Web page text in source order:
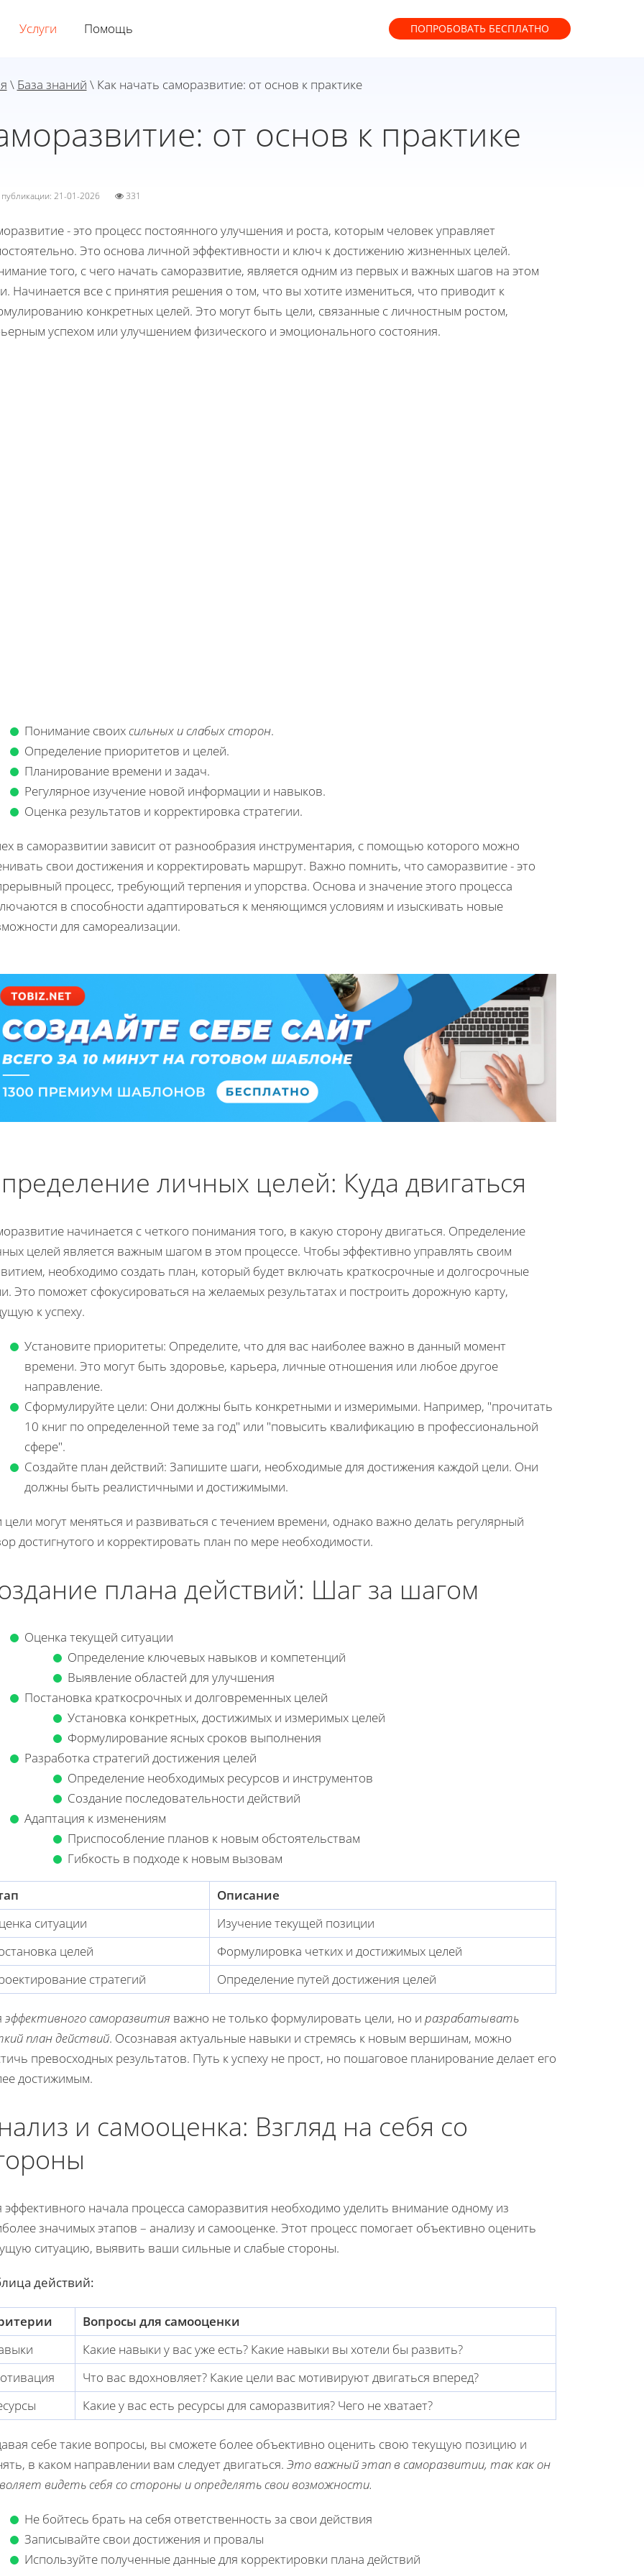
Услуги Помощь ПОПРОБОВАТЬ БЕСПЛАТНО
\ База знаний \ Как начать саморазвитие: от основ к практике
от основ к практике
публикации: 21-01-2026 331
- это процесс постоянного улучшения и роста, которым человек управляет
Это основа личной эффективности и ключ к достижению жизненных целей.
того, с чего начать саморазвитие, является одним из первых и важных шагов на этом
Начинается все с принятия решения о том, что вы хотите измениться, что приводит к
конкретных целей. Это могут быть цели, связанные с личностным ростом,
успехом или улучшением физического и эмоционального состояния.
Понимание своихсильных и слабых сторон.
Определение приоритетов и целей.
Планирование времени и задач.
Регулярное изучение новой информации и навыков.
Оценка результатов и корректировка стратегии.
в саморазвитии зависит от разнообразия инструментария, с помощью которого можно
свои достижения и корректировать маршрут. Важно помнить, что саморазвитие - это
процесс, требующий терпения и упорства. Основа и значение этого процесса
в способности адаптироваться к меняющимся условиям и изыскивать новые
для самореализации.
личных целей: Куда двигаться
начинается с четкого понимания того, в какую сторону двигаться. Определение
целей является важным шагом в этом процессе. Чтобы эффективно управлять своим
необходимо создать план, который будет включать краткосрочные и долгосрочные
Это поможет сфокусироваться на желаемых результатах и построить дорожную карту,
к успеху.
Установите приоритеты: Определите, что для вас наиболее важно в данный момент
времени. Это могут быть здоровье, карьера, личные отношения или любое другое
направление.
Сформулируйте цели: Они должны быть конкретными и измеримыми. Например, "прочитать
10 книг по определенной теме за год" или "повысить квалификацию в профессиональной
сфере".
Создайте план действий: Запишите шаги, необходимые для достижения каждой цели. Они
должны быть реалистичными и достижимыми.
цели могут меняться и развиваться с течением времени, однако важно делать регулярный
достигнутого и корректировать план по мере необходимости.
плана действий: Шаг за шагом
Оценка текущей ситуации
Определение ключевых навыков и компетенций
Выявление областей для улучшения
Постановка краткосрочных и долговременных целей
Установка конкретных, достижимых и измеримых целей
Формулирование ясных сроков выполнения
Разработка стратегий достижения целей
Определение необходимых ресурсов и инструментов
Создание последовательности действий
Адаптация к изменениям
Приспособление планов к новым обстоятельствам
Гибкость в подходе к новым вызовам
Описание
ситуации
Изучение текущей позиции
целей
Формулировка четких и достижимых целей
стратегий
Определение путей достижения целей
эффективного саморазвития важно не только формулировать цели, но и разрабатывать
план действий. Осознавая актуальные навыки и стремясь к новым вершинам, можно
превосходных результатов. Путь к успеху не прост, но пошаговое планирование делает его
достижимым.
и самооценка: Взгляд на себя со
эффективного начала процесса саморазвития необходимо уделить внимание одному из
значимых этапов – анализу и самооценке. Этот процесс помогает объективно оценить
ситуацию, выявить ваши сильные и слабые стороны.
действий:
Вопросы для самооценки
Какие навыки у вас уже есть? Какие навыки вы хотели бы развить?
Что вас вдохновляет? Какие цели вас мотивируют двигаться вперед?
Какие у вас есть ресурсы для саморазвития? Чего не хватает?
себе такие вопросы, вы сможете более объективно оценить свою текущую позицию и
в каком направлении вам следует двигаться. Это важный этап в саморазвитии, так как он
видеть себя со стороны и определять свои возможности.
Не бойтесь брать на себя ответственность за свои действия
Записывайте свои достижения и провалы
Используйте полученные данные для корректировки плана действий